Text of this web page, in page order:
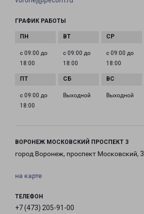
ГРАФИК РАБОТЫ
с 09:00 до
18:00
с 09:00 до
18:00
с 09:00 до
18:00
с 09:00 до
18:00
Выходной Выходной
ВОРОНЕЖ МОСКОВСКИЙ ПРОСПЕКТ 3
город Воронеж, проспект Московский, 3
на карте
ТЕЛЕФОН
+7 (473) 205-91-00